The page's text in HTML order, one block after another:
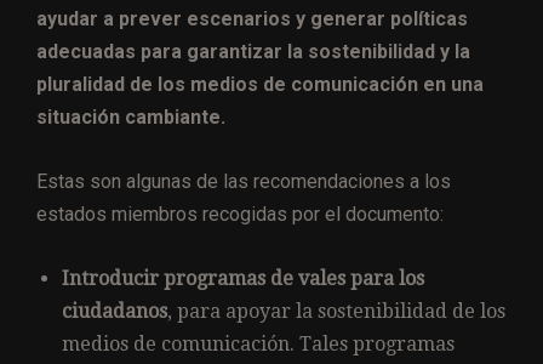
ayudar a prever escenarios y generar políticas
adecuadas para garantizar la sostenibilidad y la
pluralidad de los medios de comunicación en una
situación cambiante.
Estas son algunas de las recomendaciones a los
estados miembros recogidas por el documento:
Introducir programas de vales para los
ciudadanos, para apoyar la sostenibilidad de los
medios de comunicación. Tales programas